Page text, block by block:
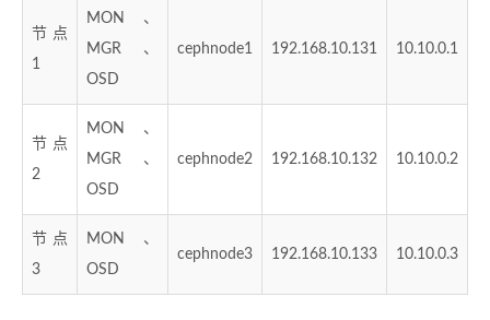
节点
1
MON、
MGR、
OSD
cephnode1 192.168.10.131 10.10.0.1
节点
2
MON、
MGR、
OSD
cephnode2 192.168.10.132 10.10.0.2
节点
3
MON、
OSD
cephnode3 192.168.10.133 10.10.0.3